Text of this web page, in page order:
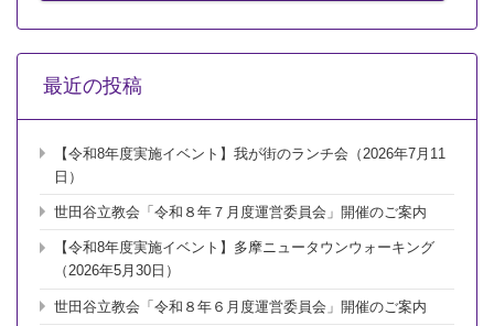
会
フ
開
催
の
ご
内
は
最近の投稿
【令和8年度実施イベント】我が街のランチ会（2026年7月11
日）
世田谷立教会「令和８年７月度運営委員会」開催のご案内
【令和8年度実施イベント】多摩ニュータウンウォーキング
（2026年5月30日）
世田谷立教会「令和８年６月度運営委員会」開催のご案内